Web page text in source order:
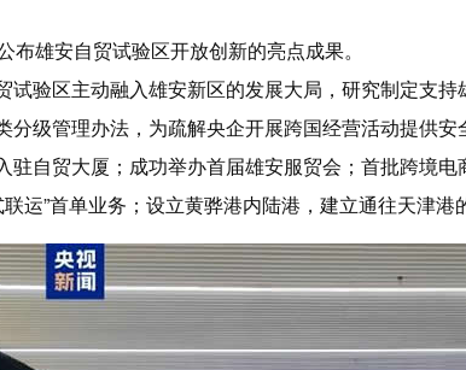
布雄安自贸试验区开放创新的亮点成果。
试验区主动融入雄安新区的发展大局，研究制定支
分级管理办法，为疏解央企开展跨国经营活动提供
驻自贸大厦；成功举办首届雄安服贸会；首批跨境
运”首单业务；设立黄骅港内陆港，建立通往天津港